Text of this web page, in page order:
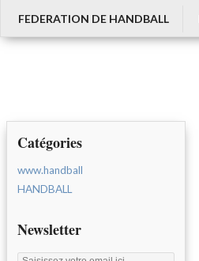
FEDERATION DE HANDBALL
Catégories
www.handball
HANDBALL
Newsletter